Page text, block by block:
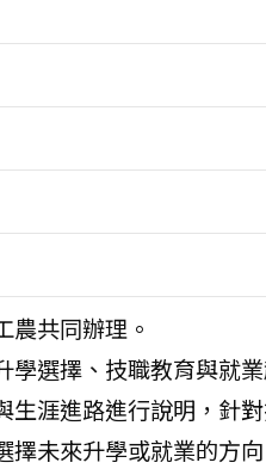
農共同辦理。
選擇、技職教育與就
涯進路進行說明，針
未來升學或就業的方向